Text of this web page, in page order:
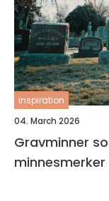
inspiration
04. March 2026
Gravminner
minnesmerker